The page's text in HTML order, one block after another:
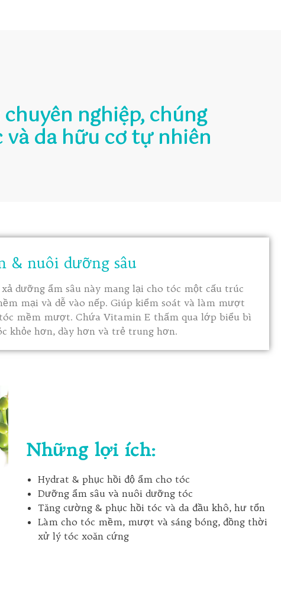
nghiệp, chúng
da hữu cơ tự nhiên
& nuôi dưỡng sâu
xả dưỡng ẩm sâu này mang lại cho tóc một cấu trúc
mại và dễ vào nếp. Giúp kiểm soát và làm mượt
mềm mượt. Chứa Vitamin E thấm qua lớp biểu bì
khỏe hơn, dày hơn và trẻ trung hơn.
Những lợi ích:
Hydrat & phục hồi độ ẩm cho tóc
Dưỡng ẩm sâu và nuôi dưỡng tóc
Tăng cường & phục hồi tóc và da đầu khô, hư tổn
Làm cho tóc mềm, mượt và sáng bóng, đồng thời
xử lý tóc xoăn cứng